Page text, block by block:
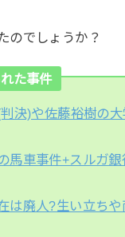
のでしょうか？
た事件
決)や佐藤裕樹の
馬車事件+スルガ
は廃人?生い立ち